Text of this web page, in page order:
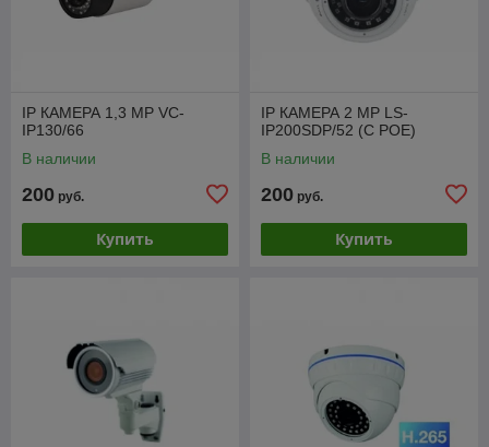
IP КАМЕРА 1,3 МР VC-
IP130/66
В наличии
200 руб.
Купить
IP КАМЕРА 2 МР LS-
IP200SDP/52 (C POE)
В наличии
200 руб.
Купить